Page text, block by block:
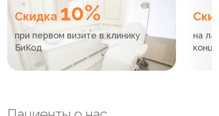
Скидка 10%
при первом визите в клинику
БиКод
на